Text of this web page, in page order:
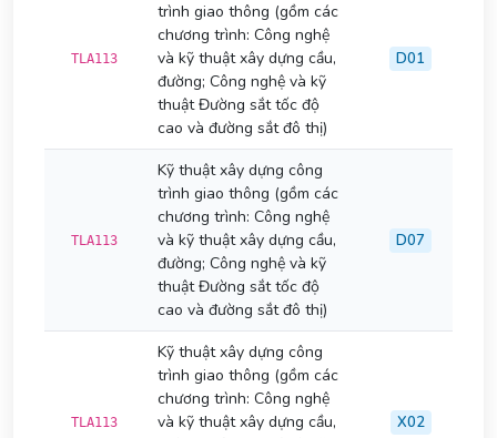
TLA113
trình giao thông (gồm các
chương trình: Công nghệ
và kỹ thuật xây dựng cầu,
đường; Công nghệ và kỹ
thuật Đường sắt tốc độ
cao và đường sắt đô thị)
D01
TLA113
Kỹ thuật xây dựng công
trình giao thông (gồm các
chương trình: Công nghệ
và kỹ thuật xây dựng cầu,
đường; Công nghệ và kỹ
thuật Đường sắt tốc độ
cao và đường sắt đô thị)
D07
TLA113
Kỹ thuật xây dựng công
trình giao thông (gồm các
chương trình: Công nghệ
và kỹ thuật xây dựng cầu,
X02